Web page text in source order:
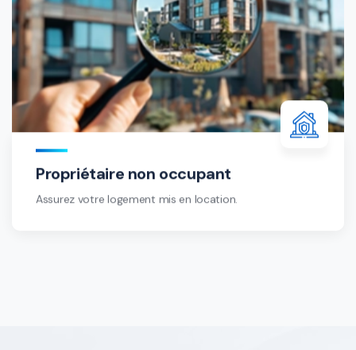
Propriétaire non occupant
Assurez votre logement mis en location.